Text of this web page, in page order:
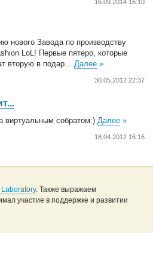
16.09.2014 16:10
нового Завода по производству
LoL! Первые пятеро, которые
вторую в подар...Далее »
30.05.2012 22:37
виртуальным собратом:)Далее »
18.04.2012 16:16
. Также выражаем
участие в поддержке и развитии